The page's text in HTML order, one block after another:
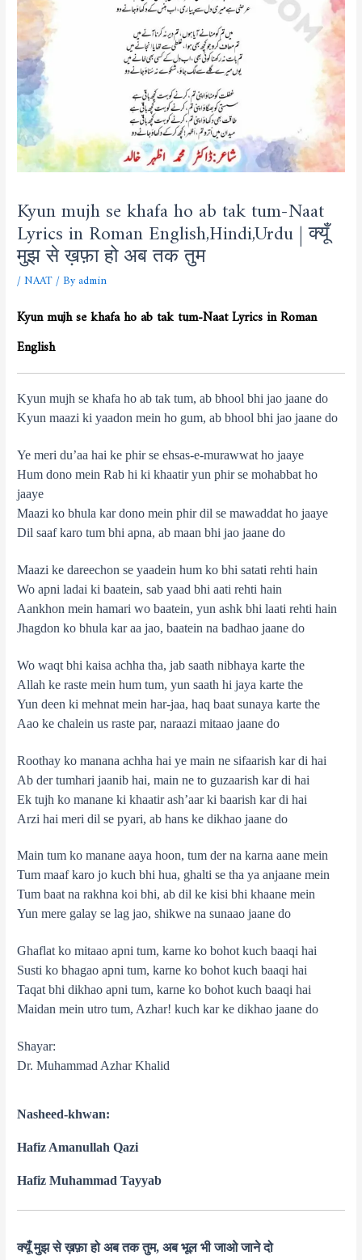
Kyun mujh se khafa ho ab tak tum-Naat
Lyrics in Roman English,Hindi,Urdu | क्यूँ
मुझ से ख़फ़ा हो अब तक तुम
/NAAT/ Byadmin
Kyun mujh se khafa ho ab tak tum-Naat Lyrics in Roman
English
Kyun mujh se khafa ho ab tak tum, ab bhool bhi jao jaane do
Kyun maazi ki yaadon mein ho gum, ab bhool bhi jao jaane do
Ye meri du’aa hai ke phir se ehsas-e-murawwat ho jaaye
Hum dono mein Rab hi ki khaatir yun phir se mohabbat ho
jaaye
Maazi ko bhula kar dono mein phir dil se mawaddat ho jaaye
Dil saaf karo tum bhi apna, ab maan bhi jao jaane do
Maazi ke dareechon se yaadein hum ko bhi satati rehti hain
Wo apni ladai ki baatein, sab yaad bhi aati rehti hain
Aankhon mein hamari wo baatein, yun ashk bhi laati rehti hain
Jhagdon ko bhula kar aa jao, baatein na badhao jaane do
Wo waqt bhi kaisa achha tha, jab saath nibhaya karte the
Allah ke raste mein hum tum, yun saath hi jaya karte the
Yun deen ki mehnat mein har-jaa, haq baat sunaya karte the
Aao ke chalein us raste par, naraazi mitaao jaane do
Roothay ko manana achha hai ye main ne sifaarish kar di hai
Ab der tumhari jaanib hai, main ne to guzaarish kar di hai
Ek tujh ko manane ki khaatir ash’aar ki baarish kar di hai
Arzi hai meri dil se pyari, ab hans ke dikhao jaane do
Main tum ko manane aaya hoon, tum der na karna aane mein
Tum maaf karo jo kuch bhi hua, ghalti se tha ya anjaane mein
Tum baat na rakhna koi bhi, ab dil ke kisi bhi khaane mein
Yun mere galay se lag jao, shikwe na sunaao jaane do
Ghaflat ko mitaao apni tum, karne ko bohot kuch baaqi hai
Susti ko bhagao apni tum, karne ko bohot kuch baaqi hai
Taqat bhi dikhao apni tum, karne ko bohot kuch baaqi hai
Maidan mein utro tum, Azhar! kuch kar ke dikhao jaane do
Shayar:
Dr. Muhammad Azhar Khalid
Nasheed-khwan:
Hafiz Amanullah Qazi
Hafiz Muhammad Tayyab
क्यूँ मुझ से ख़फ़ा हो अब तक तुम, अब भूल भी जाओ जाने दो